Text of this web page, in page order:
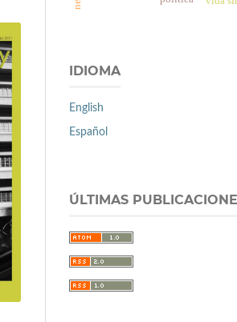
IDIOMA
English
Español
ÚLTIMAS